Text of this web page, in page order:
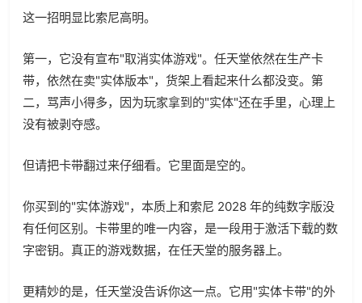
这一招明显比索尼高明。
第一，它没有宣布"取消实体游戏"。任天堂依然在生产卡
带，依然在卖"实体版本"，货架上看起来什么都没变。第
二，骂声小得多，因为玩家拿到的"实体"还在手里，心理上
没有被剥夺感。
但请把卡带翻过来仔细看。它里面是空的。
你买到的"实体游戏"，本质上和索尼 2028 年的纯数字版没
有任何区别。卡带里的唯一内容，是一段用于激活下载的数
字密钥。真正的游戏数据，在任天堂的服务器上。
更精妙的是，任天堂没告诉你这一点。它用"实体卡带"的外